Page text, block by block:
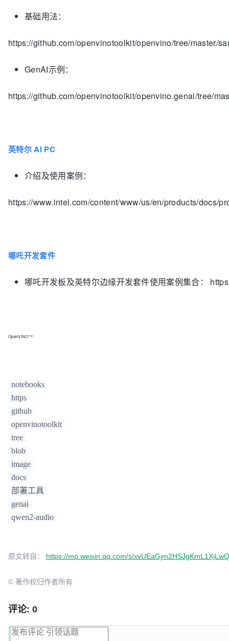
基础用法：
https://github.com/openvinotoolkit/openvino/tree/master/
GenAI示例：
https://github.com/openvinotoolkit/openvino.genai/tree/
英特尔 AI PC
介绍及使用案例：
https://www.intel.com/content/www/us/en/products/docs/
哪吒开发套件
哪吒开发板及英特尔边缘开发套件使用案例集合：
OpenVINO™
notebooks
https
github
openvinotoolkit
tree
blob
image
docs
部署工具
genai
qwen2-audio
原文转自： https://mp.weixin.qq.com/s/
© 著作权归作者所有
评论: 0